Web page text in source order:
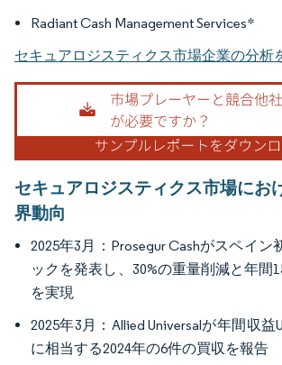
Radiant Cash Management Services*
セキュアロジスティクス市場企業の分析
セキュアロジスティクス市場にお
界動向
2025年3月：Prosegur Cashがスペイン
ックを発表し、30%の重量削減と年間
を実現
2025年3月：Allied Universalが年間収益
に相当する2024年の6件の買収を報告